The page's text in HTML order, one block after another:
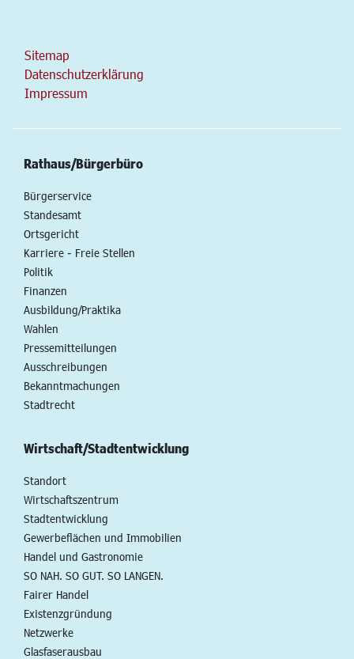
Sitemap
Datenschutzerklärung
Impressum
Rathaus/Bürgerbüro
Bürgerservice
Standesamt
Ortsgericht
Karriere - Freie Stellen
Politik
Finanzen
Ausbildung/Praktika
Wahlen
Pressemitteilungen
Ausschreibungen
Bekanntmachungen
Stadtrecht
Wirtschaft/Stadtentwicklung
Standort
Wirtschaftszentrum
Stadtentwicklung
Gewerbeflächen und Immobilien
Handel und Gastronomie
SO NAH. SO GUT. SO LANGEN.
Fairer Handel
Existenzgründung
Netzwerke
Glasfaserausbau